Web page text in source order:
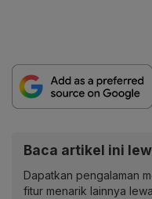
Baca artikel ini
Dapatkan pengalaman
fitur menarik lainnya